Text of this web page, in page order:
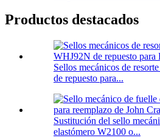
Productos destacados
Sellos mecánicos de
de repuesto para...
Sustitución del sello
elastómero W2100 o...